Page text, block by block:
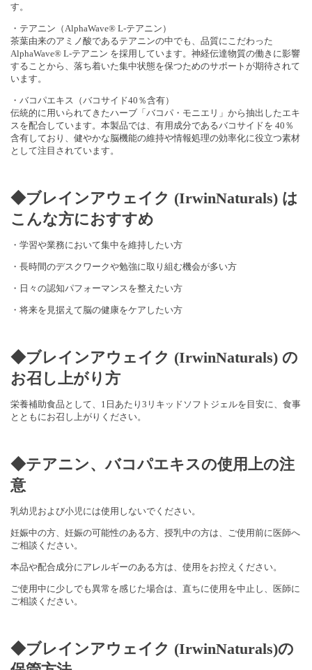
す。
・テアニン（AlphaWave® L-テアニン）
茶葉由来のアミノ酸であるテアニンの中でも、品質にこだわった
AlphaWave® L-テアニン を採用しています。神経伝達物質の働きに影響
することから、落ち着いた集中状態を保つためのサポートが期待されて
います。
・バコパエキス（バコサイド40％含有）
伝統的に用いられてきたハーブ「バコパ・モニエリ」から抽出したエキ
スを配合しています。本製品では、有用成分であるバコサイドを 40％
含有しており、健やかな脳機能の維持や情報処理の効率化に役立つ素材
として注目されています。
◆ブレインアウェイク (IrwinNaturals) は
こんな方におすすめ
・学習や業務において集中を維持したい方
・長時間のデスクワークや勉強に取り組む機会が多い方
・日々の認知パフォーマンスを整えたい方
・将来を見据えて脳の健康をケアしたい方
◆ブレインアウェイク (IrwinNaturals) の
お召し上がり方
栄養補助食品として、1日あたり3リキッドソフトジェルを目安に、食事
とともにお召し上がりください。
◆テアニン、バコパエキスの使用上の注
意
乳幼児および小児には使用しないでください。
妊娠中の方、妊娠の可能性のある方、授乳中の方は、ご使用前に医師へ
ご相談ください。
本品や配合成分にアレルギーのある方は、使用をお控えください。
ご使用中に少しでも異常を感じた場合は、直ちに使用を中止し、医師に
ご相談ください。
◆ブレインアウェイク (IrwinNaturals)の